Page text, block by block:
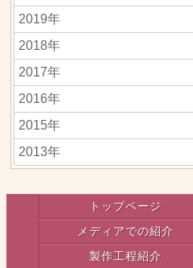
2019年
2018年
2017年
2016年
2015年
2013年
トップページ
メディアでの紹介
製作工程紹介